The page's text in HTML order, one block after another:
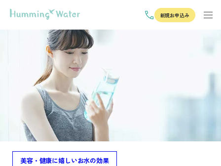
新規お申込み
美容・健康に嬉しいお水の効果